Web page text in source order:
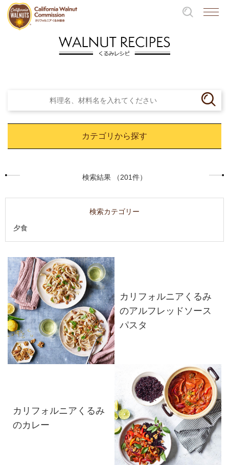
カテゴリから探す
検索結果 （201件）
検索カテゴリー
夕食
カリフォルニアくるみ
のアルフレッドソース
パスタ
カリフォルニアくるみ
のカレー